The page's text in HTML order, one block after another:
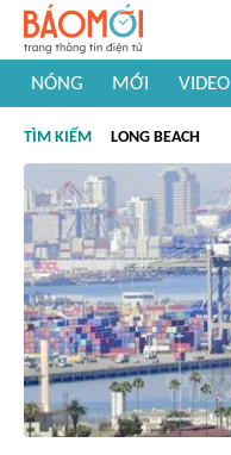
NÓNG MỚI VIDEO
#Khám phá thế giới
TÌM KIẾM LONG BEACH